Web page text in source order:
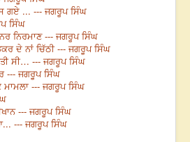
ਗਏ ... --- ਜਗਰੂਪ ਸਿੰਘ
ਸਿੰਘ
ਨਿਰਮਾਣ --- ਜਗਰੂਪ ਸਿੰਘ
ਦੇ ਨਾਂ ਚਿੱਠੀ --- ਜਗਰੂਪ ਸਿੰਘ
ਸੀ… --- ਜਗਰੂਪ ਸਿੰਘ
--- ਜਗਰੂਪ ਸਿੰਘ
ਮਾਮਲਾ --- ਜਗਰੂਪ ਸਿੰਘ
--- ਜਗਰੂਪ ਸਿੰਘ
--- ਜਗਰੂਪ ਸਿੰਘ